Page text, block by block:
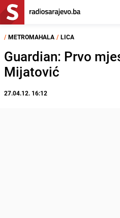
/ METROMAHALA / LICA
Guardian: Prvo
Mijatović
27.04.12. 16:12